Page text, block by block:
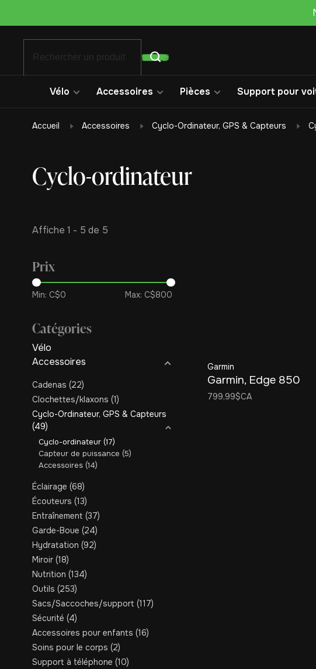
Vélo Accessoires Pièces Support pour
Accueil Accessoires Cyclo-Ordinateur, GPS & Capteurs
Cyclo-ordinateur
Affiche 1 - 5 de 5
Prix
Min: C$0 Max: C$800
Catégories
Vélo
Accessoires
Cadenas (22)
Clochettes/klaxons (1)
Cyclo-Ordinateur, GPS & Capteurs
(49)
Cyclo-ordinateur (17)
Capteur de puissance (5)
Accessoires (14)
Éclairage (68)
Écouteurs (13)
Entraînement (37)
Garde-Boue (24)
Hydratation (92)
Miroir (18)
Nutrition (134)
Outils (253)
Sacs/Saccoches/support (117)
Sécurité (4)
Accessoires pour enfants (16)
Soins pour le corps (2)
Support à téléphone (10)
Garmin
Garmin, Edge 850
799,99$CA